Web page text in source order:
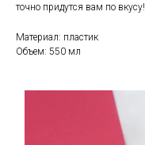
точно придутся вам по вкусу!
Материал: пластик
Объем: 550 мл